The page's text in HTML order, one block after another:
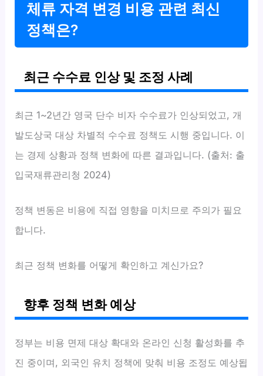
체류 자격 변경 비용 관련 최신
정책은?
최근 수수료 인상 및 조정 사례
최근 1~2년간 영국 단수 비자 수수료가 인상되었고, 개
발도상국 대상 차별적 수수료 정책도 시행 중입니다. 이
는 경제 상황과 정책 변화에 따른 결과입니다. (출처: 출
입국재류관리청 2024)
정책 변동은 비용에 직접 영향을 미치므로 주의가 필요
합니다.
최근 정책 변화를 어떻게 확인하고 계신가요?
향후 정책 변화 예상
정부는 비용 면제 대상 확대와 온라인 신청 활성화를 추
진 중이며, 외국인 유치 정책에 맞춰 비용 조정도 예상됩